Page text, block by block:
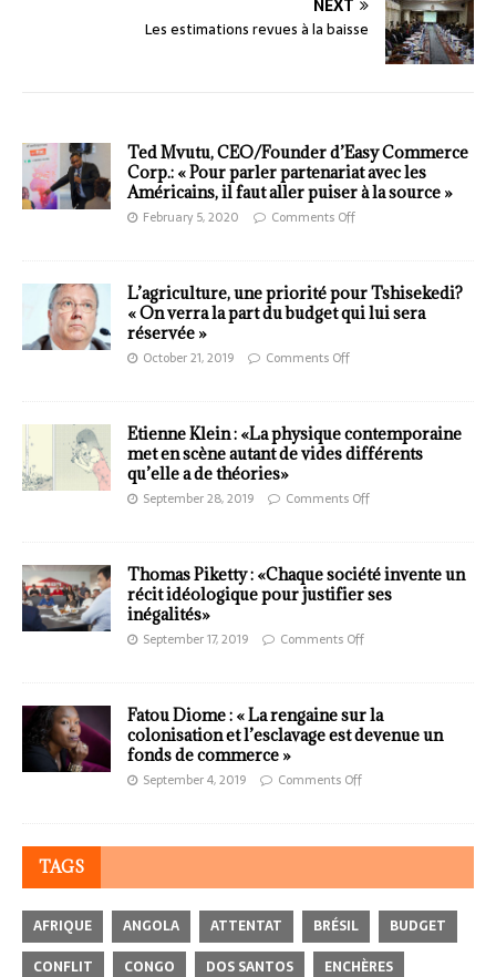
NEXT
Les estimations revues à la baisse
Ted Mvutu, CEO/Founder d’Easy Commerce
Corp.: « Pour parler partenariat avec les
Américains, il faut aller puiser à la source »
February 5, 2020 Comments Off
L’agriculture, une priorité pour Tshisekedi?
« On verra la part du budget qui lui sera
réservée »
October 21, 2019 Comments Off
Etienne Klein : «La physique contemporaine
met en scène autant de vides différents
qu’elle a de théories»
September 28, 2019 Comments Off
Thomas Piketty : «Chaque société invente un
récit idéologique pour justifier ses
inégalités»
September 17, 2019 Comments Off
Fatou Diome : « La rengaine sur la
colonisation et l’esclavage est devenue un
fonds de commerce »
September 4, 2019 Comments Off
TAGS
AFRIQUE ANGOLA ATTENTAT BRÉSIL
BUDGET
CONFLIT
CONGO DOS SANTOS ENCHÈRES